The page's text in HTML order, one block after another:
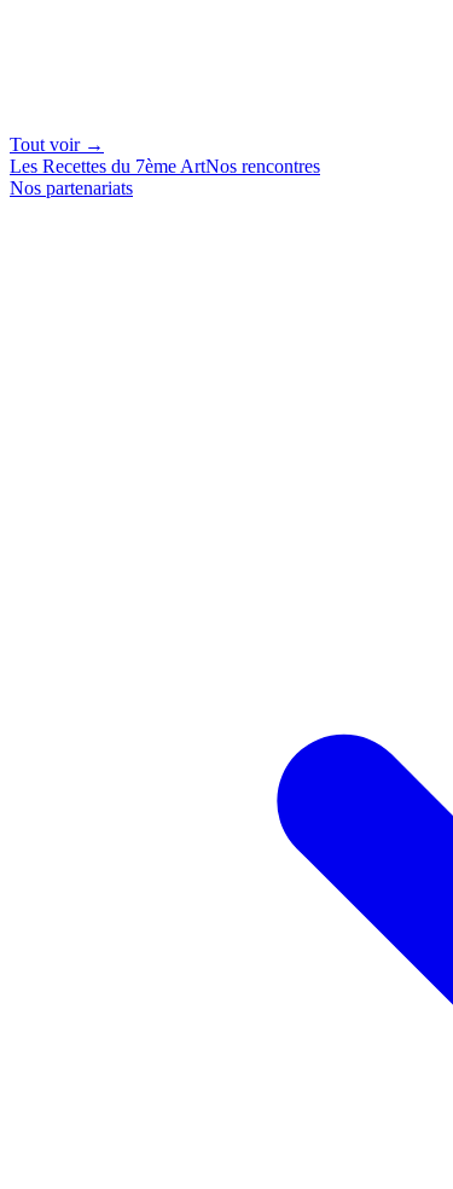
Tout voir →
Les Recettes du 7ème ArtNos rencontres
Nos partenariats